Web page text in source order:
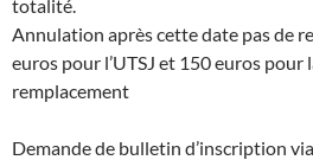
totalité.
Annulation après cette date pas de
euros pour l’UTSJ et 150 euros pour
remplacement
Demande de bulletin d’inscription